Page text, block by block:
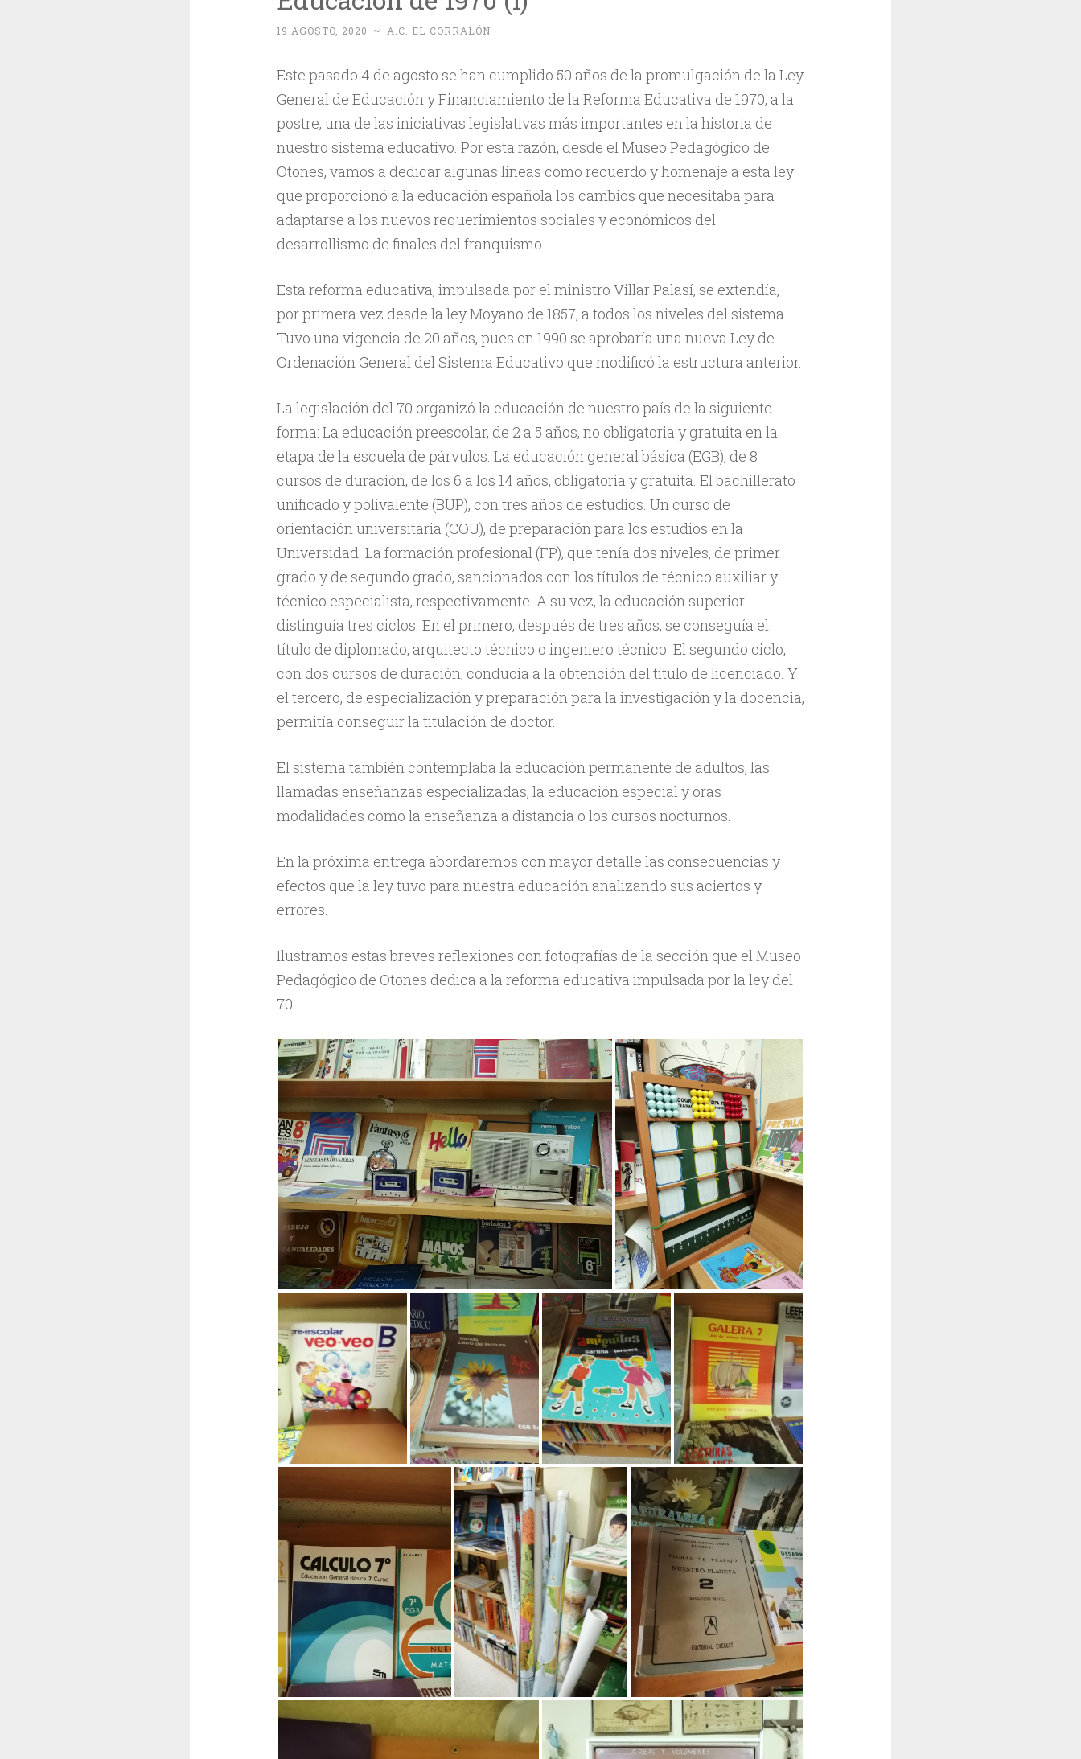
19 AGOSTO, 2020 ~ A.C. EL CORRALÓN
Este pasado 4 de agosto se han cumplido 50 años de la promulgación de la Ley
General de Educación y Financiamiento de la Reforma Educativa de 1970, a la
postre, una de las iniciativas legislativas más importantes en la historia de
nuestro sistema educativo. Por esta razón, desde el Museo Pedagógico de
Otones, vamos a dedicar algunas líneas como recuerdo y homenaje a esta ley
que proporcionó a la educación española los cambios que necesitaba para
adaptarse a los nuevos requerimientos sociales y económicos del
desarrollismo de finales del franquismo.
Esta reforma educativa, impulsada por el ministro Villar Palasí, se extendía,
por primera vez desde la ley Moyano de 1857, a todos los niveles del sistema.
Tuvo una vigencia de 20 años, pues en 1990 se aprobaría una nueva Ley de
Ordenación General del Sistema Educativo que modificó la estructura anterior.
La legislación del 70 organizó la educación de nuestro país de la siguiente
forma: La educación preescolar, de 2 a 5 años, no obligatoria y gratuita en la
etapa de la escuela de párvulos. La educación general básica (EGB), de 8
cursos de duración, de los 6 a los 14 años, obligatoria y gratuita. El bachillerato
unificado y polivalente (BUP), con tres años de estudios. Un curso de
orientación universitaria (COU), de preparación para los estudios en la
Universidad. La formación profesional (FP), que tenía dos niveles, de primer
grado y de segundo grado, sancionados con los títulos de técnico auxiliar y
técnico especialista, respectivamente. A su vez, la educación superior
distinguía tres ciclos. En el primero, después de tres años, se conseguía el
título de diplomado, arquitecto técnico o ingeniero técnico. El segundo ciclo,
con dos cursos de duración, conducía a la obtención del título de licenciado. Y
el tercero, de especialización y preparación para la investigación y la docencia,
permitía conseguir la titulación de doctor.
El sistema también contemplaba la educación permanente de adultos, las
llamadas enseñanzas especializadas, la educación especial y oras
modalidades como la enseñanza a distancia o los cursos nocturnos.
En la próxima entrega abordaremos con mayor detalle las consecuencias y
efectos que la ley tuvo para nuestra educación analizando sus aciertos y
errores.
Ilustramos estas breves reflexiones con fotografías de la sección que el Museo
Pedagógico de Otones dedica a la reforma educativa impulsada por la ley del
70.